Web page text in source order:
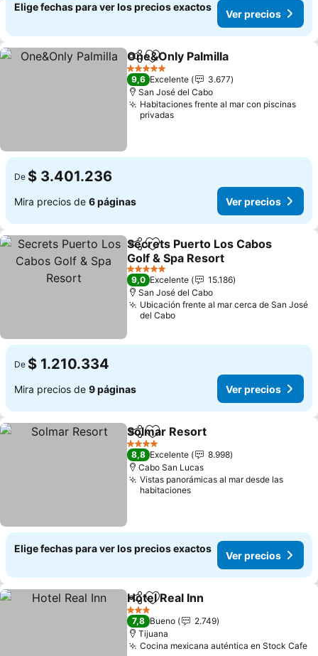
Elige fechas para ver los precios exactos
Ver precios
CompartirAgregar a favoritos
One&Only Palmilla
5 Estrellas
9,6 Excelente
3.677
San José del Cabo
Habitaciones frente al mar con piscinas
privadas
De $ 3.401.236
Mira precios de 6 páginas Ver precios
CompartirAgregar a favoritos
Secrets Puerto Los Cabos
Golf & Spa Resort
Ver precios
5 Estrellas
9,0 Excelente
15.186
San José del Cabo
Ubicación frente al mar cerca de San José
del Cabo
De $ 1.210.334
Mira precios de 9 páginas Ver precios
CompartirAgregar a favoritos
Solmar Resort
4 Estrellas
8,8 Excelente
8.998
Cabo San Lucas
Vistas panorámicas al mar desde las
habitaciones
Elige fechas para ver los precios exactos
Ver precios
CompartirAgregar a favoritos
Hotel Real Inn
3 Estrellas
7,8 Bueno
2.749
Tijuana
Cocina mexicana auténtica en Stock Cafe